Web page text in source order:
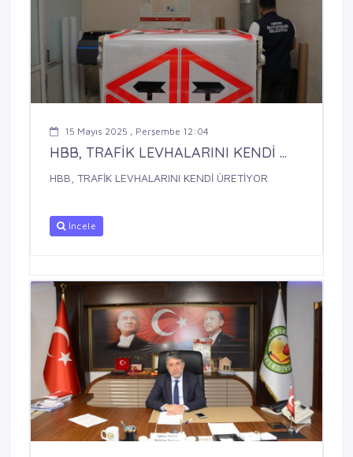
15 Mayıs 2025 , Perşembe 12:04
HBB, TRAFİK LEVHALARINI KENDİ ...
HBB, TRAFİK LEVHALARINI KENDİ ÜRETİYOR
İncele